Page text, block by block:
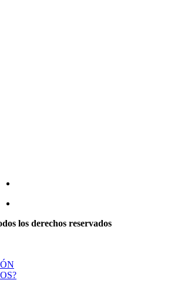
los derechos reservados